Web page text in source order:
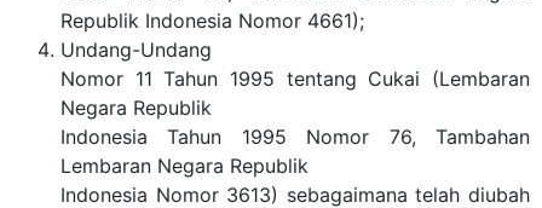
Republik Indonesia Nomor 4661);
Undang-Undang
Nomor 11 Tahun 1995 tentang Cukai (Lembaran
Negara Republik
Indonesia Tahun 1995 Nomor 76, Tambahan
Lembaran Negara Republik
Indonesia Nomor 3613) sebagaimana telah diubah